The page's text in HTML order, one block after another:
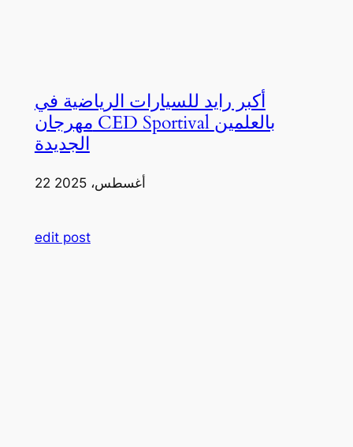
أكبر رايد للسيارات الرياضية في
مهرجان CED Sportival بالعلمين
الجديدة
22 أغسطس، 2025
edit post